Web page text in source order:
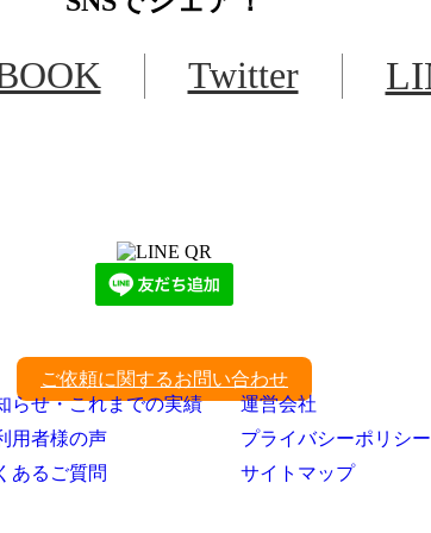
Twitter
ご依頼に関するお問い合わせ
らせ・これまでの実績
用者様の声
あるご質問
運営会社
プライバシーポリシー
サイトマップ